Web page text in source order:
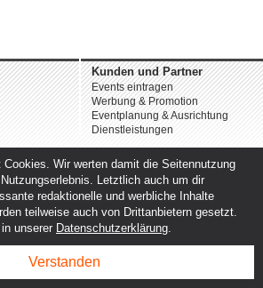
Kunden und Partner
Events eintragen
Werbung & Promotion
Eventplanung & Ausrichtung
Dienstleistungen
Wir werten damit die Seitennutzung
Letztlich auch um dir
redaktionelle und werbliche Inhalte
teilweise auch von Drittanbietern gesetzt.
unserer Datenschutzerklärung.
Verstanden